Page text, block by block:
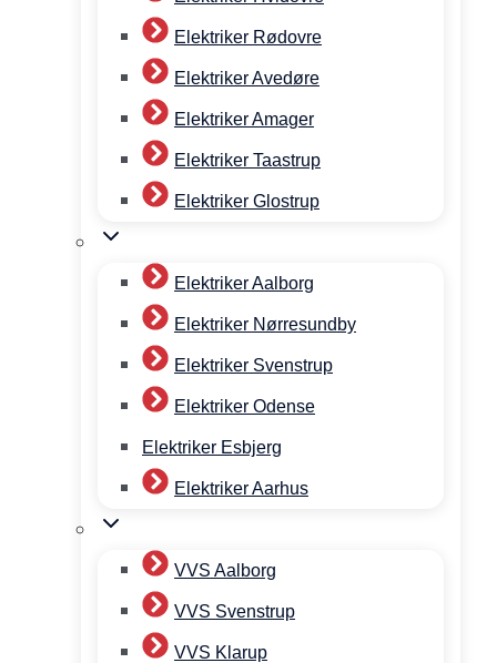
Elektriker Rødovre
Elektriker Avedøre
Elektriker Amager
Elektriker Taastrup
Elektriker Glostrup
Elektriker Aalborg
Elektriker Nørresundby
Elektriker Svenstrup
Elektriker Odense
Elektriker Esbjerg
Elektriker Aarhus
VVS Aalborg
VVS Svenstrup
VVS Klarup